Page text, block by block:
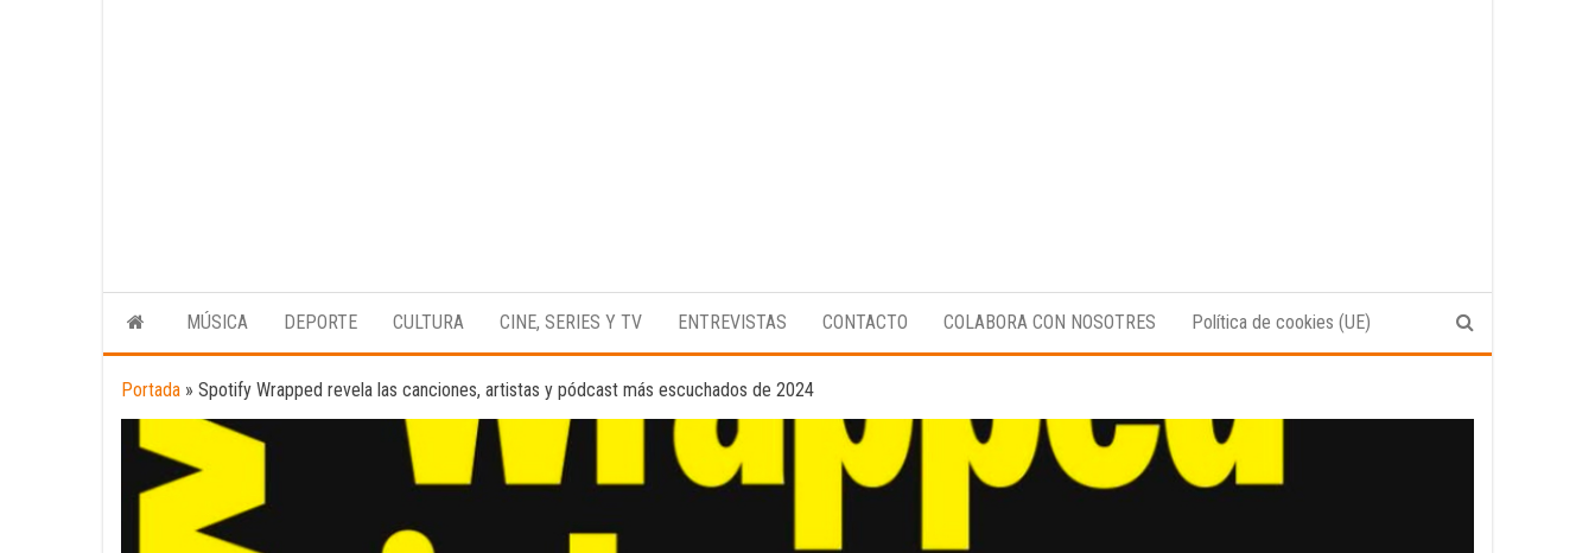
Magazine
digital
enfocado
cultura,
deporte y
la
música.
MÚSICA DEPORTE CULTURA CINE, SERIES Y TV ENTREVISTAS CONTACTO COLABORA CON NOSOTRES Política de cookies (UE)
Portada » Spotify Wrapped revela las canciones, artistas y pódcast más escuchados de 2024